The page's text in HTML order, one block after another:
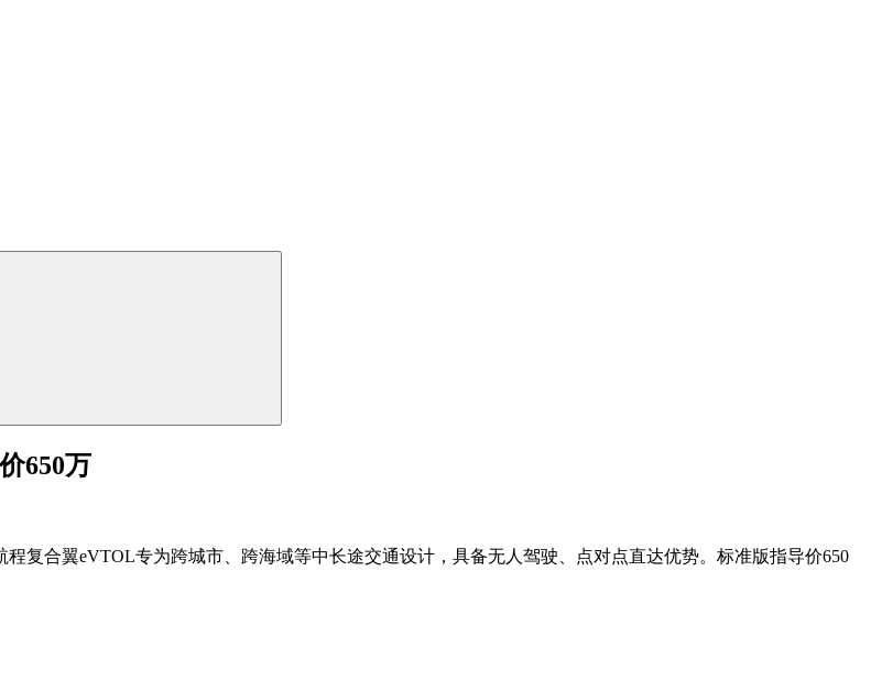
650万
复合翼eVTOL专为跨城市、跨海域等中长途交通设计，具备无人驾驶、点对点直达优势。标准版指导价650